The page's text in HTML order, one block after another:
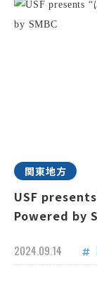
関東地方
USF presents
Powered by
2024.09.14